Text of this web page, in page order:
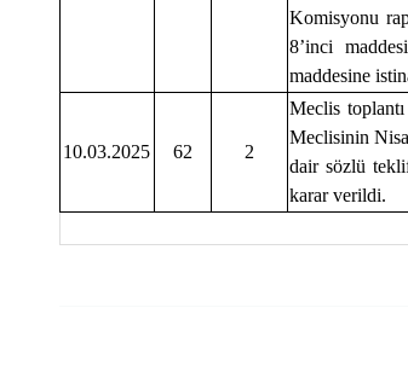
Komisyonu
8’inci
maddesine
10.03.2025 62 2
Meclis
Meclisinin
dair sözlü
karar verildi.